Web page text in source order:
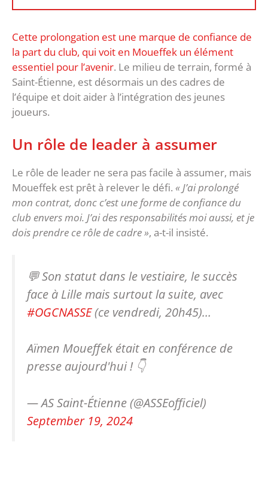
Cette prolongation est une marque de confiance de
la part du club, qui voit en Moueffek un élément
essentiel pour l’avenir. Le milieu de terrain, formé à
Saint-Étienne, est désormais un des cadres de
l’équipe et doit aider à l’intégration des jeunes
joueurs.
Un rôle de leader à assumer
Le rôle de leader ne sera pas facile à assumer, mais
Moueffek est prêt à relever le défi. « J’ai prolongé
mon contrat, donc c’est une forme de confiance du
club envers moi. J’ai des responsabilités moi aussi, et je
dois prendre ce rôle de cadre », a-t-il insisté.
💬 Son statut dans le vestiaire, le succès
face à Lille mais surtout la suite, avec
#OGCNASSE(ce vendredi, 20h45)…
Aïmen Moueffek était en conférence de
presse aujourd'hui ! 👇
— AS Saint-Étienne (@ASSEofficiel)
September 19, 2024